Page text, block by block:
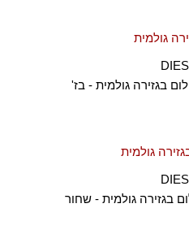
בגזירה גולמית - בז'
בגזירה גולמית - שחור